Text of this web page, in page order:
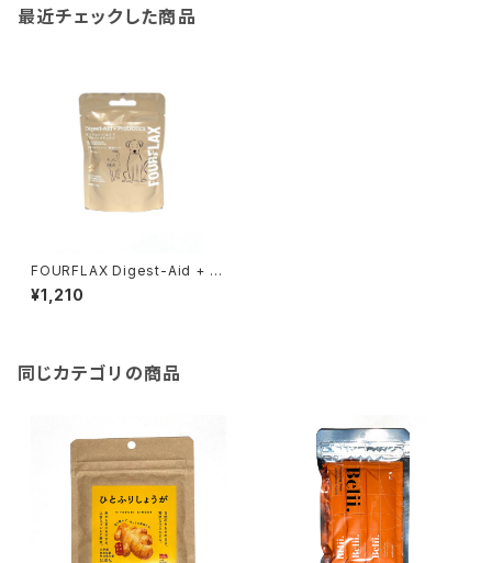
最近チェックした商品
FOURFLAX Digest-Aid + Pr
obiotics 50g フォーフラック
ス ダイジェストエイド + プロバ
¥1,210
同じカテゴリの商品